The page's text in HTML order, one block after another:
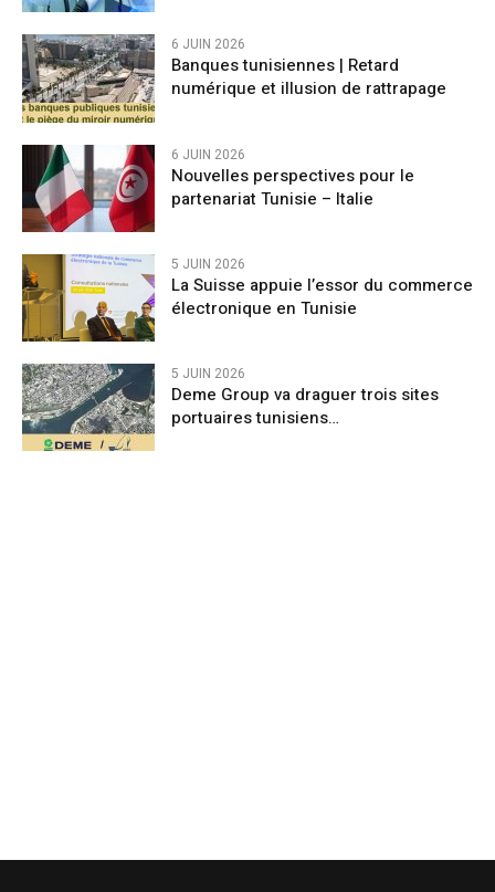
6 JUIN 2026
Banques tunisiennes | Retard
numérique et illusion de rattrapage
6 JUIN 2026
Nouvelles perspectives pour le
partenariat Tunisie – Italie
5 JUIN 2026
La Suisse appuie l’essor du commerce
électronique en Tunisie
5 JUIN 2026
Deme Group va draguer trois sites
portuaires tunisiens…